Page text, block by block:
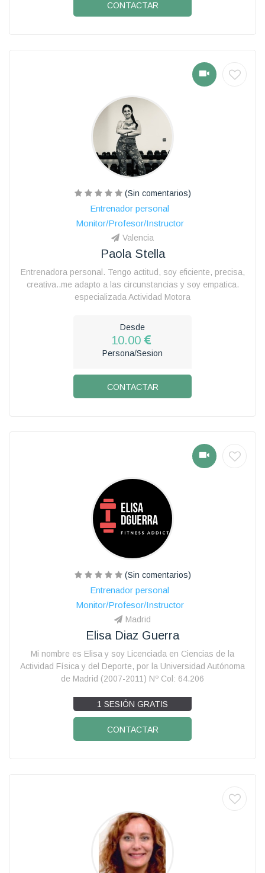
CONTACTAR
(Sin comentarios)
Entrenador personal
Monitor/Profesor/Instructor
Valencia
Paola Stella
Entrenadora personal. Tengo actitud, soy eficiente, precisa,
creativa..me adapto a las circunstancias y soy empatica.
especializada Actividad Motora
Desde
10.00
Persona/Sesion
CONTACTAR
(Sin comentarios)
Entrenador personal
Monitor/Profesor/Instructor
Madrid
Elisa Diaz Guerra
Mi nombre es Elisa y soy Licenciada en Ciencias de la
Actividad Física y del Deporte, por la Universidad Autónoma
de Madrid (2007-2011) Nº Col: 64.206
1 SESIÓN GRATIS
CONTACTAR